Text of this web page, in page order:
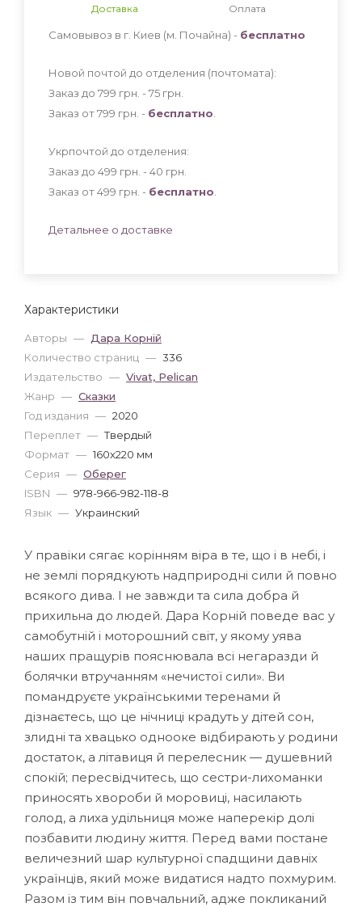
Характеристики
Авторы — Дара Корній
Количество страниц — 336
Издательство — Vivat, Pelican
Жанр — Сказки
Год издания — 2020
Переплет — Твердый
Формат — 160x220 мм
Серия — Оберег
ISBN — 978-966-982-118-8
Язык — Украинский
Доставка
Оплата
Самовывоз в г. Киев (м. Почайна) - бесплатно
Новой почтой до отделения (почтомата):
Заказ до 799 грн. - 75 грн
Заказ от 799 грн. - бесплатно
Укрпочтой до отделения:
Заказ до 499 грн. - 40 грн
Заказ от 499 грн. - бесплатно
Детальнее о доставке
У правіки сягає корінням віра в те, що і в небі, і
не землі порядкують надприродні сили й повно
всякого дива. І не завжди та сила добра й
прихильна до людей. Дара Корній поведе вас у
самобутній і моторошний світ, у якому уява
наших пращурів пояснювала всі негаразди й
болячки втручанням «нечистої сили». Ви
помандруєте українськими теренами й
дізнаєтесь, що це нічниці крадуть у дітей сон,
злидні та хвацько однооке відбирають у родини
достаток, а літавиця й перелесник — душевний
спокій; пересвідчитесь, що сестри-лихоманки
приносять хвороби й моровиці, насилають
голод, а лиха удільниця може наперекір долі
позбавити людину життя. Перед вами постане
величезний шар культурної спадщини давніх
українців, який може видатися надто похмурим.
Разом із тим він повчальний, адже покликаний